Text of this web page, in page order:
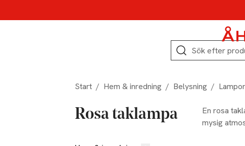
Sök
Start / Hem & inredning / Belysning / Lampor
Rosa taklampa
En rosa
mysig